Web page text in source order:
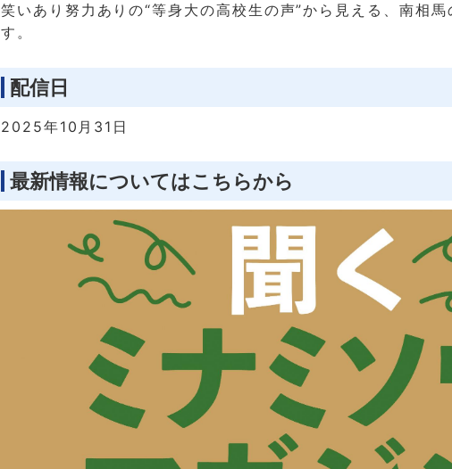
笑いあり努力ありの“等身大の高校生の声”から見える、南相馬
す。
配信日
2025年10月31日
最新情報についてはこちらから